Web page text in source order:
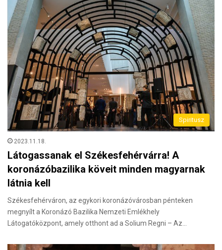
Spiritusz
2023.11.18.
Látogassanak el Székesfehérvárra! A
koronázóbazilika köveit minden magyarnak
látnia kell
Székesfehérváron, az egykori koronázóvárosban pénteken
megnyílt a Koronázó Bazilika Nemzeti Emlékhely
Látogatóközpont, amely otthont ad a Solium Regni – Az…